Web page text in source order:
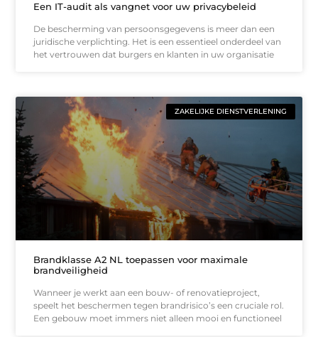
Een IT-audit als vangnet voor uw privacybeleid
De bescherming van persoonsgegevens is meer dan een
juridische verplichting. Het is een essentieel onderdeel van
het vertrouwen dat burgers en klanten in uw organisatie
ZAKELIJKE DIENSTVERLENING
Brandklasse A2 NL toepassen voor maximale
brandveiligheid
Wanneer je werkt aan een bouw- of renovatieproject,
speelt het beschermen tegen brandrisico’s een cruciale rol.
Een gebouw moet immers niet alleen mooi en functioneel